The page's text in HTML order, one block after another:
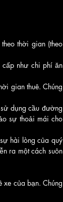
thời gian (theo
cấp như chi phí ăn
gian thuê. Chúng
dụng cầu đường
sự thoải mái cho
hài lòng của quý
ra một cách suôn
xe của bạn. Chúng